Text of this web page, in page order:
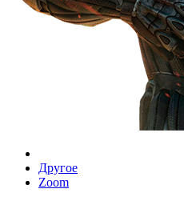
Другое
Zoom